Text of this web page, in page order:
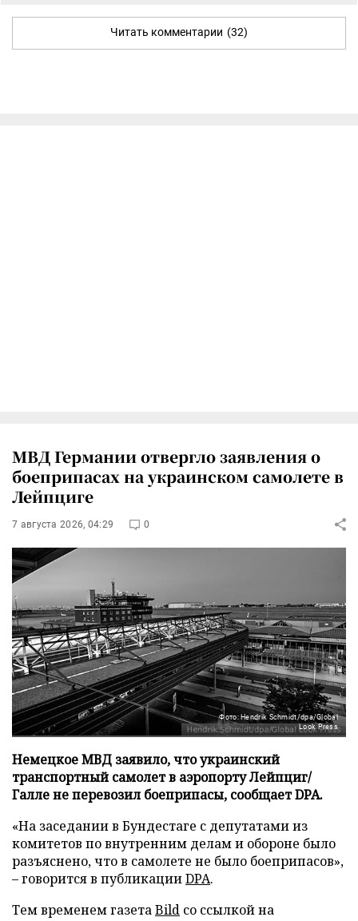
Читать комментарии (32)
МВД Германии отвергло заявления о
боеприпасах на украинском самолете в
Лейпциге
7 августа 2026, 04:29 0
Фото: Hendrik Schmidt/dpa/Global
Look Press
Немецкое МВД заявило, что украинский
транспортный самолет в аэропорту Лейпциг/
Галле не перевозил боеприпасы, сообщает DPA.
«На заседании в Бундестаге с депутатами из
комитетов по внутренним делам и обороне было
разъяснено, что в самолете не было боеприпасов»,
– говорится в публикацииDPA.
Тем временем газетаBild со ссылкой на